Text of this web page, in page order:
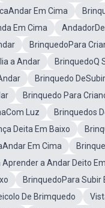
Em Cima
Em Cima
BrinquedoPara
a Andar
BrinquedoQ
Brinquedo
Brinquedo Para
Luz
Brinquedos
Deita Em Baixo
Em Cima
a Andar Deito
BrinquedoPara Subir
De Brimquedo